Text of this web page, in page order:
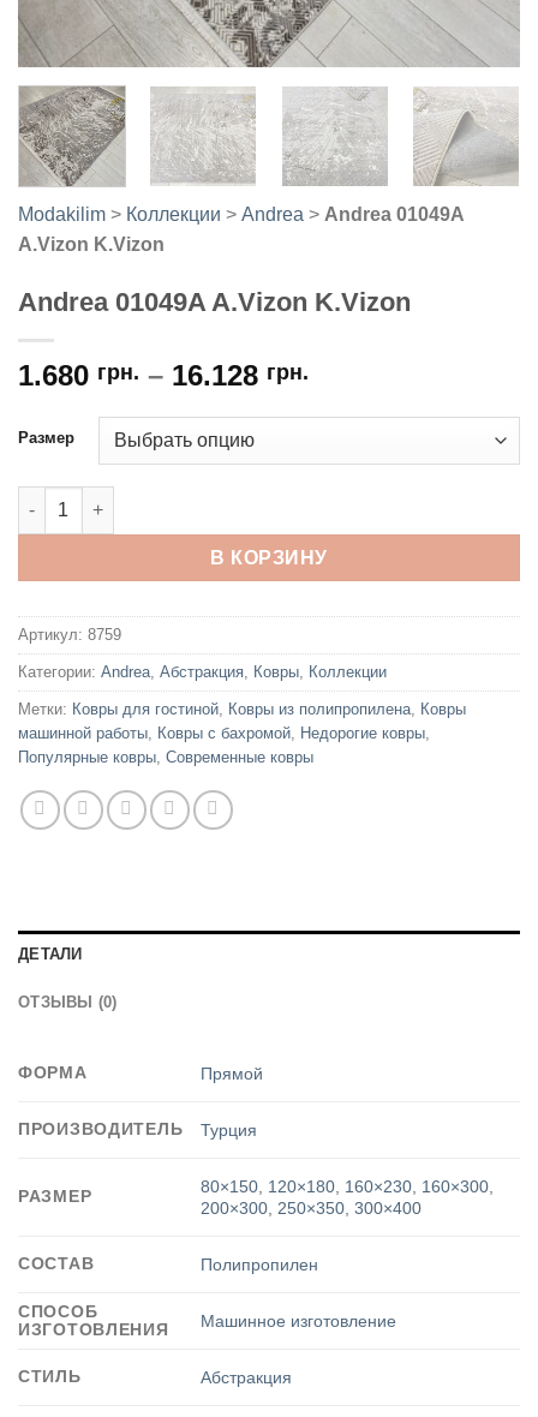
Modakilim > Коллекции > Andrea > Andrea 01049A
A.Vizon K.Vizon
Andrea 01049A A.Vizon K.Vizon
1.680 грн. – 16.128 грн.
Размер
Количество товара Andrea 01049A A.Vizon K.Vizon
В КОРЗИНУ
Артикул: 8759
Категории: Andrea Абстракция Ковры Коллекции
Метки: Ковры для гостиной Ковры из полипропилена Ковры
машинной работы Ковры с бахромой Недорогие ковры
Популярные ковры Современные ковры
ДЕТАЛИ
ОТЗЫВЫ (0)
ФОРМА Прямой
ПРОИЗВОДИТЕЛЬ Турция
РАЗМЕР 80×150 120×180 160×230 160×300
200×300 250×350 ,300×400
СОСТАВ Полипропилен
СПОСОБ
ИЗГОТОВЛЕНИЯ
Машинное изготовление
СТИЛЬ Абстракция